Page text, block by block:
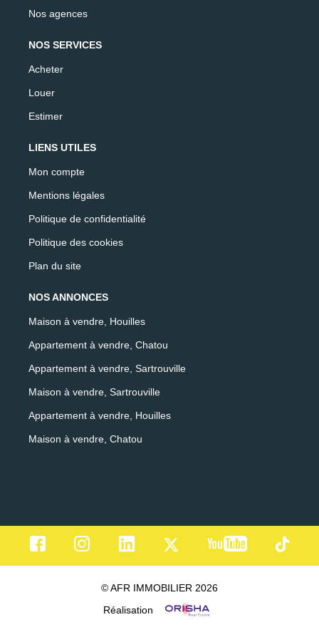
Nos agences
NOS SERVICES
Acheter
Louer
Estimer
LIENS UTILES
Mon compte
Mentions légales
Politique de confidentialité
Politique des cookies
Plan du site
NOS ANNONCES
Maison à vendre, Houilles
Appartement à vendre, Chatou
Appartement à vendre, Sartrouville
Maison à vendre, Sartrouville
Appartement à vendre, Houilles
Maison à vendre, Chatou
© AFR IMMOBILIER 2026
Réalisation